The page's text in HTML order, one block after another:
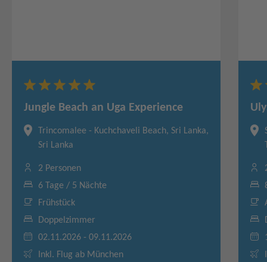
Jungle Beach an Uga Experience
Trincomalee - Kuchchaveli Beach, Sri Lanka,
Sri Lanka
2 Personen
6 Tage / 5 Nächte
Frühstück
Doppelzimmer
02.11.2026 - 09.11.2026
Inkl. Flug ab München